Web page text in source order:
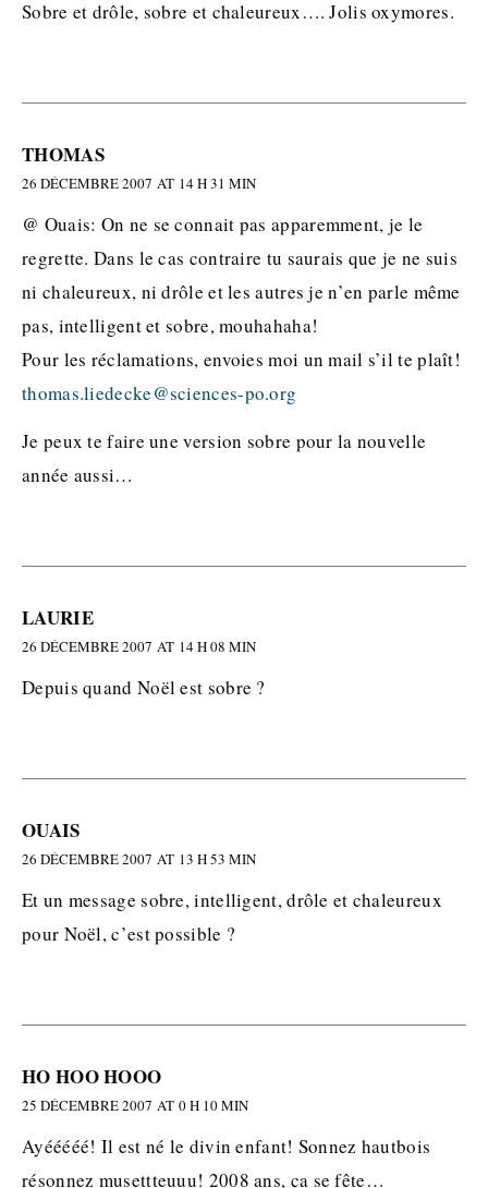
Sobre et drôle, sobre et chaleureux…. Jolis oxymores.
THOMAS
26 DÉCEMBRE 2007 AT 14 H 31 MIN
@ Ouais: On ne se connait pas apparemment, je le
regrette. Dans le cas contraire tu saurais que je ne suis
ni chaleureux, ni drôle et les autres je n’en parle même
pas, intelligent et sobre, mouhahaha!
Pour les réclamations, envoies moi un mail s’il te plaît!
thomas.liedecke@sciences-po.org
Je peux te faire une version sobre pour la nouvelle
année aussi…
LAURIE
26 DÉCEMBRE 2007 AT 14 H 08 MIN
Depuis quand Noël est sobre ?
OUAIS
26 DÉCEMBRE 2007 AT 13 H 53 MIN
Et un message sobre, intelligent, drôle et chaleureux
pour Noël, c’est possible ?
HO HOO HOOO
25 DÉCEMBRE 2007 AT 0 H 10 MIN
Ayééééé! Il est né le divin enfant! Sonnez hautbois
résonnez musettteuuu! 2008 ans, ça se fête…